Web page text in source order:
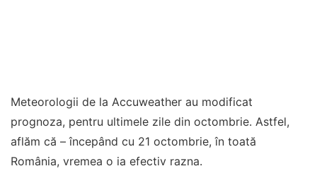
Meteorologii de la Accuweather au modificat
prognoza, pentru ultimele zile din octombrie. Astfel,
aflăm că – începând cu 21 octombrie, în toată
România, vremea o ia efectiv razna.